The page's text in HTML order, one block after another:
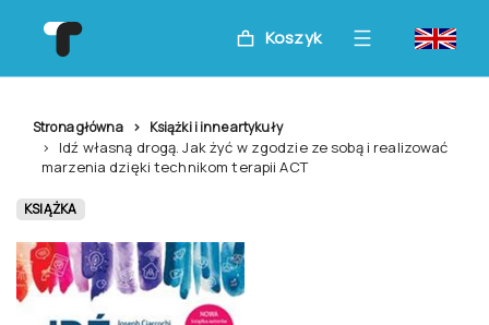
Koszyk
Strona główna Książki i inne artykuły
Idź własną drogą. Jak żyć w zgodzie ze sobą i realizować
marzenia dzięki technikom terapii ACT
KSIĄŻKA